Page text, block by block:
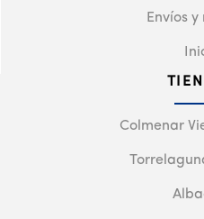
Envíos
Colmenar